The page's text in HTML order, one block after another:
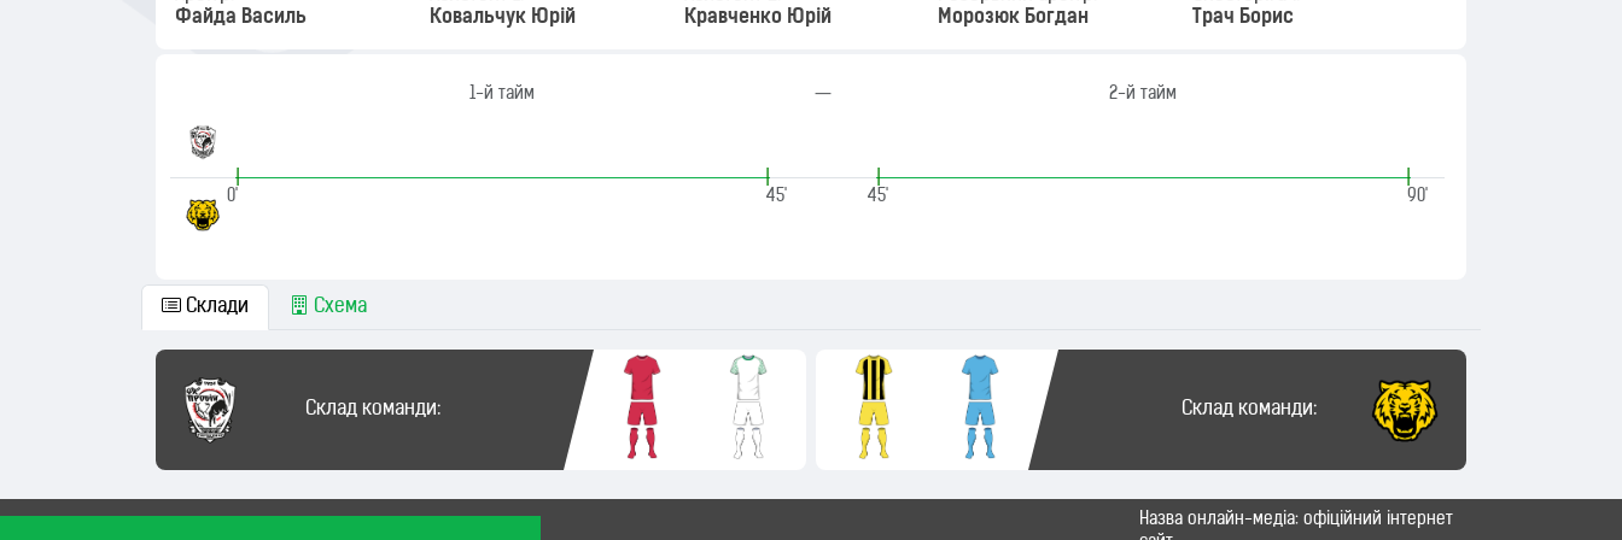
Файда Василь
Ковальчук Юрій
Кравченко Юрій
Морозюк Богдан
Трач Борис
1-й тайм
|
0'
|
45'
— 2-й тайм
|
45'
|
90'
Склади Схема
Склад команди: Склад команди:
Назва онлайн-медіа: офіційний інтернет